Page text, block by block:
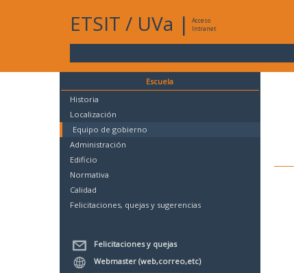
ETSIT / UVa |
Acceso
Intranet
Escuela
Historia
Localización
Equipo de gobierno
Administración
Edificio
Normativa
Calidad
Felicitaciones, quejas y sugerencias
Felicitaciones y quejas
Webmaster (web,correo,etc)